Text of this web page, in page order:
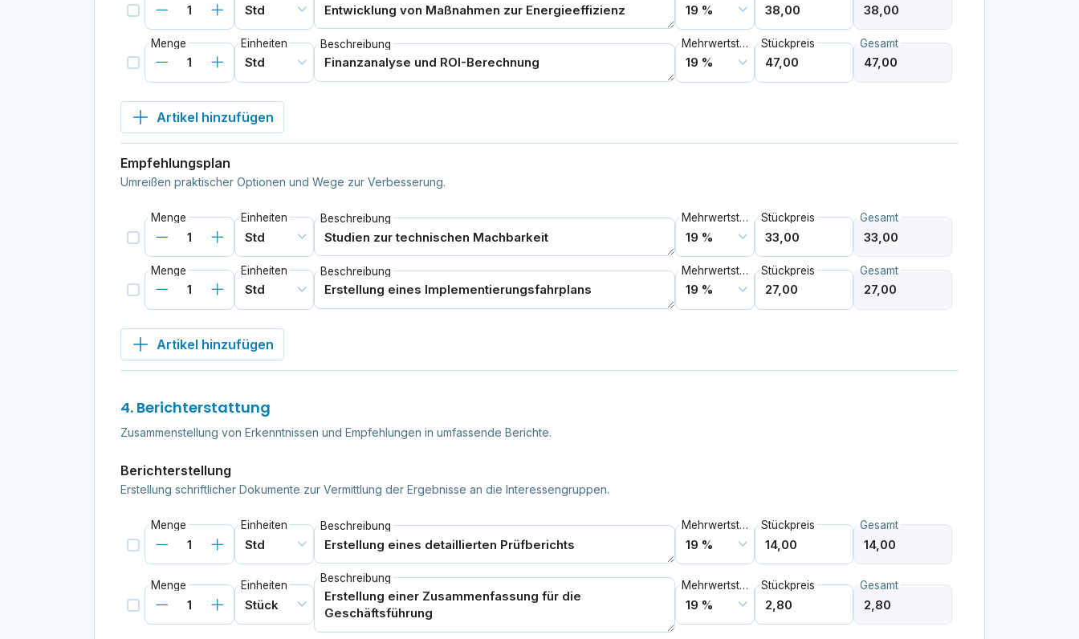
Menge Einheiten Beschreibung Mehrwertsteuer Stückpreis Gesamt
Artikel hinzufügen
Empfehlungsplan
Umreißen praktischer Optionen und Wege zur Verbesserung.
Menge Einheiten Beschreibung Mehrwertsteuer Stückpreis Gesamt
Menge Einheiten Beschreibung Mehrwertsteuer Stückpreis Gesamt
Artikel hinzufügen
4. Berichterstattung
Zusammenstellung von Erkenntnissen und Empfehlungen in umfassende Berichte.
Berichterstellung
Erstellung schriftlicher Dokumente zur Vermittlung der Ergebnisse an die Interessengruppen.
Menge Einheiten Beschreibung Mehrwertsteuer Stückpreis Gesamt
Menge Einheiten
Beschreibung
Mehrwertsteuer Stückpreis Gesamt